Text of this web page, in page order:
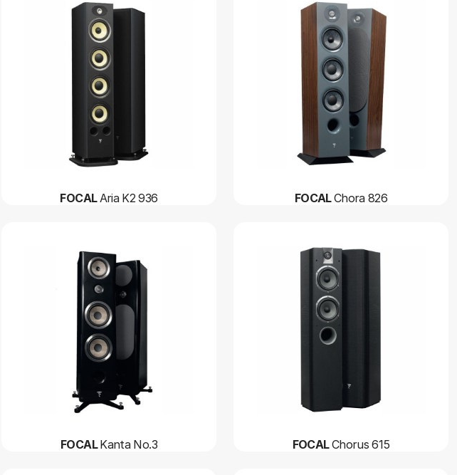
FOCAL Aria K2 936 FOCALChora 826
FOCALKanta No.3 FOCALChorus 615